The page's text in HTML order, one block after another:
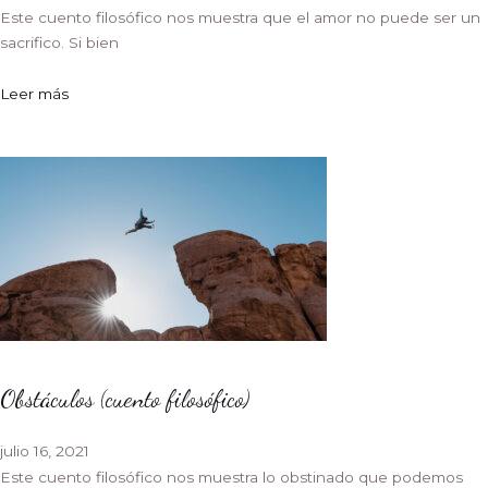
Este cuento filosófico nos muestra que el amor no puede ser un
sacrifico. Si bien
Leer más
Obstáculos (cuento filosófico)
julio 16, 2021
Este cuento filosófico nos muestra lo obstinado que podemos